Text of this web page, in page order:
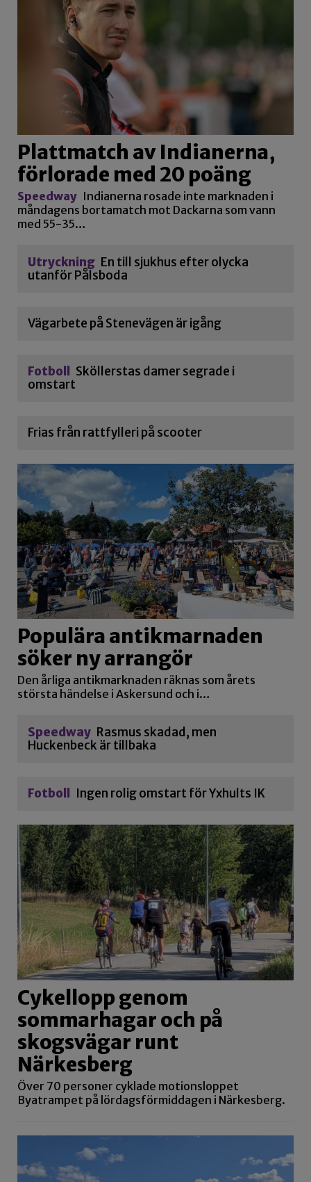
Plattmatch av Indianerna,
förlorade med 20 poäng
Speedway Indianerna rosade inte marknaden i
måndagens bortamatch mot Dackarna som vann
med 55-35…
Utryckning En till sjukhus efter olycka
utanför Pålsboda
Vägarbete på Stenevägen är igång
Fotboll Sköllerstas damer segrade i
omstart
Frias från rattfylleri på scooter
Populära antikmarnaden
söker ny arrangör
Den årliga antikmarknaden räknas som årets
största händelse i Askersund och i…
Speedway Rasmus skadad, men
Huckenbeck är tillbaka
Fotboll Ingen rolig omstart för Yxhults IK
Cykellopp genom
sommarhagar och på
skogsvägar runt
Närkesberg
Över 70 personer cyklade motionsloppet
Byatrampet på lördagsförmiddagen i Närkesberg.